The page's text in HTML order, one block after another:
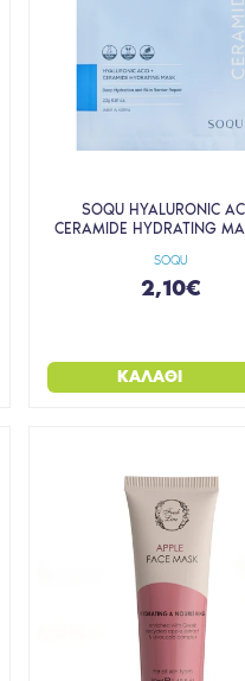
SOQU
SOQU HYALURONIC
CERAMIDE HYDRATING
2,10€
ΚΑΛΆΘΙ